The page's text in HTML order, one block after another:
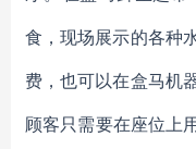
食，现场展示的各种
费，也可以在盒马机
顾客只需要在座位上